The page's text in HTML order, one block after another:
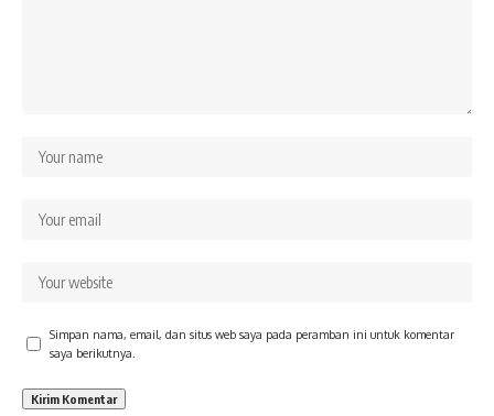
Simpan nama, email, dan situs web saya pada peramban ini untuk komentar
saya berikutnya.